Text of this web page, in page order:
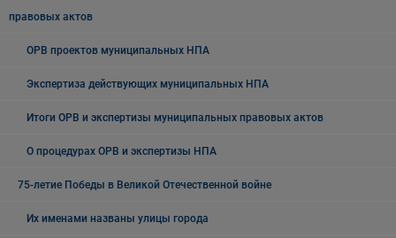
правовых актов
ОРВ проектов муниципальных НПА
Экспертиза действующих муниципальных НПА
Итоги ОРВ и экспертизы муниципальных правовых актов
О процедурах ОРВ и экспертизы НПА
75-летие Победы в Великой Отечественной войне
Их именами названы улицы города